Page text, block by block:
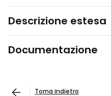
Descrizione estesa
Documentazione
Torna indietro